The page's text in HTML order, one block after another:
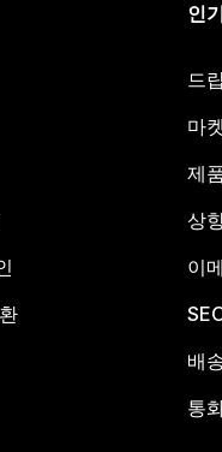
인
드
마
제
상
이
배
통